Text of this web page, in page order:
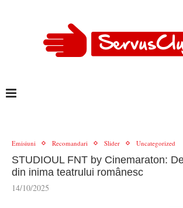
Emisiuni Recomandari Slider Uncategorized
STUDIOUL FNT by Cinemaraton:
din inima teatrului românesc
14/10/2025